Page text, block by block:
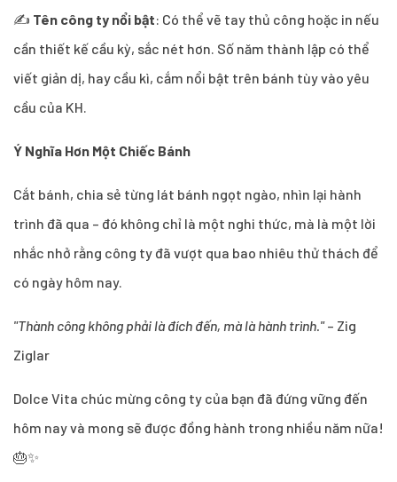
✍️ Tên công ty nổi bật: Có thể vẽ tay thủ công hoặc in nếu
cần thiết kế cầu kỳ, sắc nét hơn. Số năm thành lập có thể
viết giản dị, hay cầu kì, cắm nổi bật trên bánh tùy vào yêu
cầu của KH.
Ý Nghĩa Hơn Một Chiếc Bánh
Cắt bánh, chia sẻ từng lát bánh ngọt ngào, nhìn lại hành
trình đã qua – đó không chỉ là một nghi thức, mà là một lời
nhắc nhở rằng công ty đã vượt qua bao nhiêu thử thách để
có ngày hôm nay.
"Thành công không phải là đích đến, mà là hành trình."– Zig
Ziglar
Dolce Vita chúc mừng công ty của bạn đã đứng vững đến
hôm nay và mong sẽ được đồng hành trong nhiều năm nữa!
🎂✨